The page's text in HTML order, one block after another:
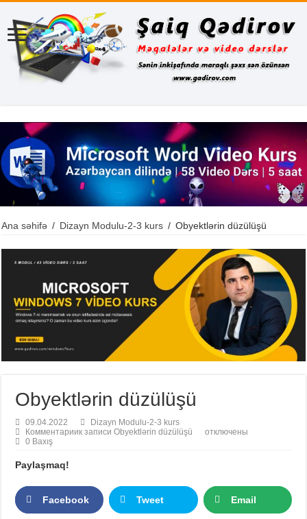
Ana səhifə / Dizayn Modulu-2-3 kurs / Obyektlərin düzülüşü
Obyektlərin düzülüşü
09.04.2022
Dizayn Modulu-2-3 kurs
Комментариик записи Obyektlərin düzülüşü
отключены
0 Baxış
Paylaşmaq!
Facebook Tweet Email